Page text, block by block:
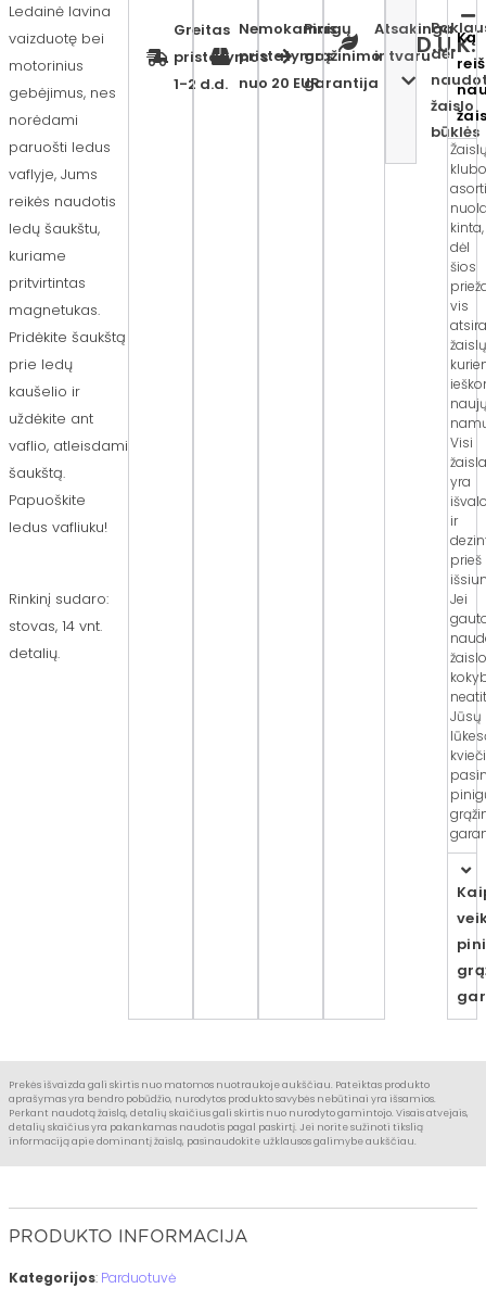
Ledainė lavina
vaizduotę bei
motorinius
gebėjimus, nes
norėdami
paruošti ledus
vaflyje, Jums
reikės naudotis
ledų šaukštu,
kuriame
pritvirtintas
magnetukas.
Pridėkite šaukštą
prie ledų
kaušelio ir
uždėkite ant
vaflio, atleisdami
šaukštą.
Papuoškite
ledus vafliuku!
Rinkinį sudaro:
stovas, 14 vnt.
detalių.
Greitas
pristatymas
1-2 d.d.
Nemokamas
pristatymas
nuo 20 EUR
Pinigų
grąžinimo
garantija
Atsakinga
ir tvarudėl
žaislo
būklės
D.U.K.
Ką
kinta,
dėl
šios
vis
Visi
yra
ir
prieš
Jei
Jūsų
Prekės išvaizda gali skirtis nuo matomos nuotraukoje aukščiau. Pateiktas produkto
aprašymas yra bendro pobūdžio, nurodytos produkto savybės nebūtinai yra išsamios.
Perkant naudotą žaislą, detalių skaičius gali skirtis nuo nurodyto gamintojo. Visais atvejais,
detalių skaičius yra pakankamas naudotis pagal paskirtį. Jei norite sužinoti tikslią
informaciją apie dominantį žaislą, pasinaudokite užklausos galimybe aukščiau.
PRODUKTO INFORMACIJA
Kategorijos: Parduotuvė